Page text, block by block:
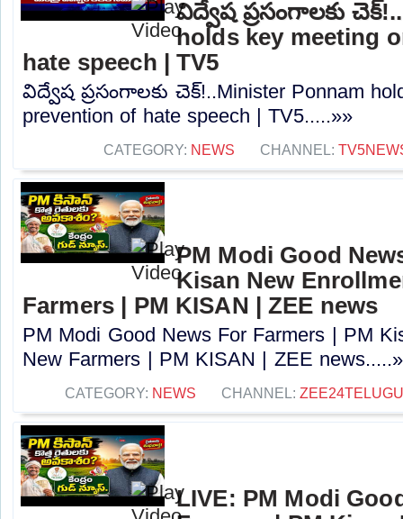
విద్వేష ప్రసంగాలకు
holds key meeting
hate speech | TV5
విద్వేష ప్రసంగాలకు చెక్!..Minister Ponnam
prevention of hate speech | TV5.....»»
CATEGORY: NEWS CHANNEL:
PM Modi Good
Kisan New
Farmers | PM KISAN | ZEE news
PM Modi Good News For Farmers | PM
New Farmers | PM KISAN | ZEE
CATEGORY: NEWS CHANNEL:
LIVE: PM Modi